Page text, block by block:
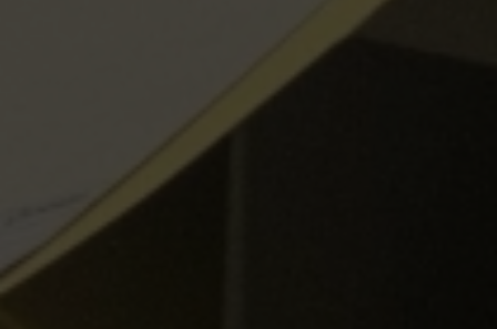
quer concorrer:
vagas para início de curso
vagas a partir do 2º ano de curso